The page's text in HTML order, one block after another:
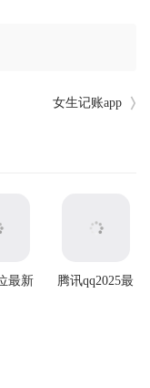
女生记账app
最新
腾讯qq2025最